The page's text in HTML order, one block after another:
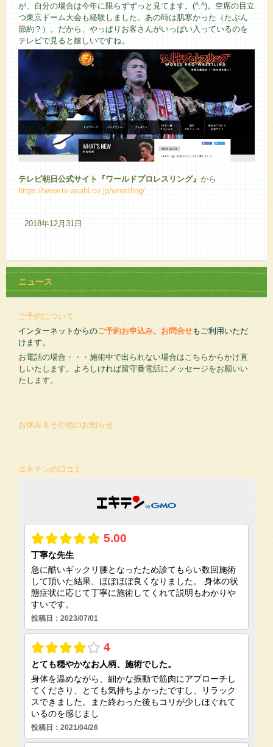
が、自分の場合は今年に限らずずっと見てます。(^.^)。空席の目立
つ東京ドーム大会も経験しました。あの時は肌寒かった（たぶん
節約？）。だから、やっぱりお客さんがいっぱい入っているのを
テレビで見ると嬉しいですね。
テレビ朝日公式サイト『ワールドプロレスリング』 から
https://www.tv-asahi.co.jp/wrestling/
2018年12月31日
ニュース
ご予約について
インターネットからのご予約お申込み お問合せもご利用いただ
けます。
お電話の場合・・・施術中で出られない場合はこちらからかけ直
しいたします。よろしければ留守番電話にメッセージをお願いい
たします。
お休み＆その他のお知らせ
エキテンの口コミ